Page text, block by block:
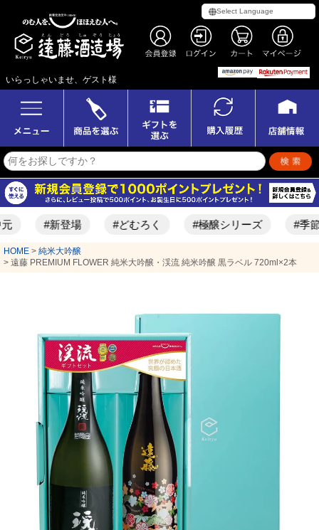
いらっしゃいませ、ゲスト様
新登場 #どむろく #極醸シリーズ #季節限定酒
HOME
純米大吟醸
遠藤 PREMIUM FLOWER 純米大吟醸・渓流 純米吟醸 黒ラベル 720ml×2本